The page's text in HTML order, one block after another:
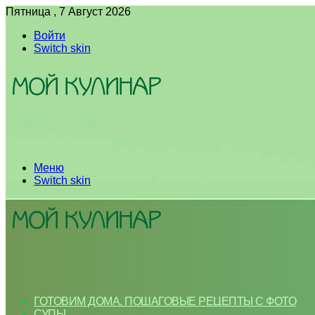
Пятница , 7 Август 2026
Войти
Switch skin
Меню
Switch skin
ГОТОВИМ ДОМА. ПОШАГОВЫЕ РЕЦЕПТЫ С ФОТО